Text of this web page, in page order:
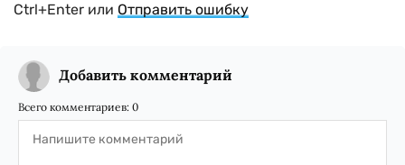
Ctrl+Enter или Отправить ошибку
Добавить комментарий
Всего комментариев: 0